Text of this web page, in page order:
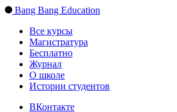
Bang Bang Education
Все курсы
Магистратура
Бесплатно
Журнал
О школе
Истории студентов
ВКонтакте